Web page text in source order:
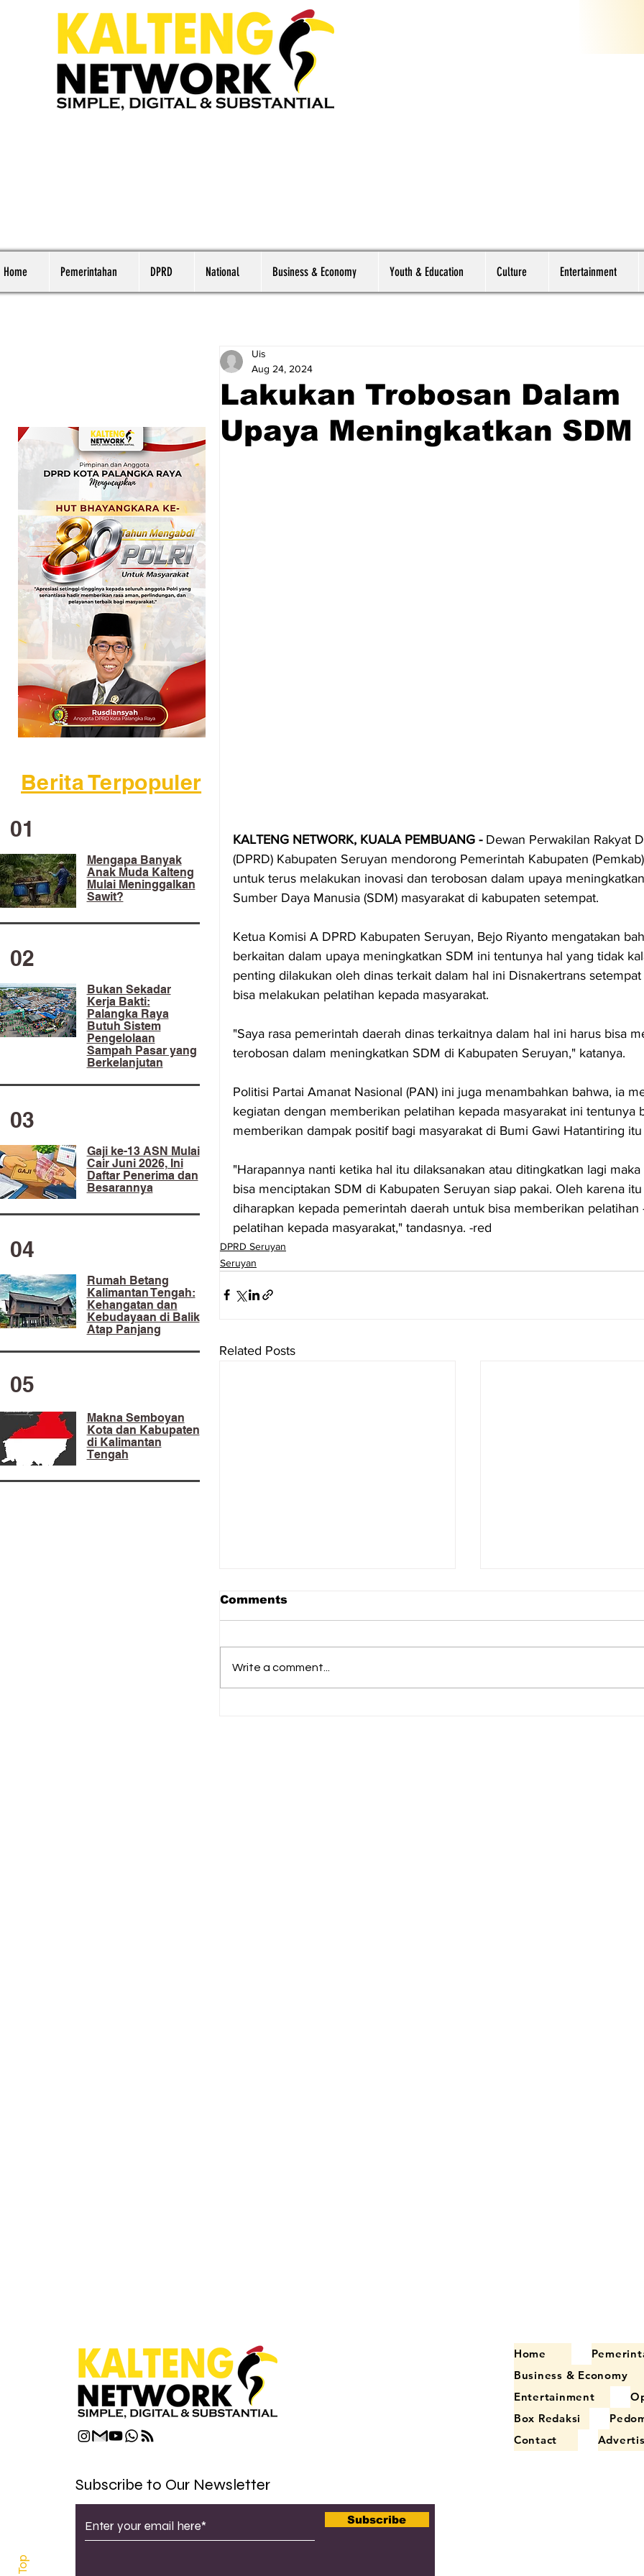
Home Pemerintahan DPRD National Business & Economy Youth & Education Culture Entertainment
Berita Terpopuler
01
Mengapa Banyak
Anak Muda Kalteng
Mulai Meninggalkan
Sawit?
02
​Bukan Sekadar
Kerja Bakti:
Palangka Raya
Butuh Sistem
Pengelolaan
Sampah Pasar yang
Berkelanjutan
03
Gaji ke-13 ASN Mulai
Cair Juni 2026, Ini
Daftar Penerima dan
Besarannya
04
Rumah Betang
Kalimantan Tengah:
Kehangatan dan
Kebudayaan di Balik
Atap Panjang
05
Makna Semboyan
Kota dan Kabupaten
di Kalimantan
Tengah
Lakukan Trobosan Dalam
Upaya Meningkatkan SDM
Uis
Aug 24, 2024
KALTENG NETWORK, KUALA PEMBUANG - Dewan Perwakilan Rakyat
(DPRD) Kabupaten Seruyan mendorong Pemerintah Kabupaten
untuk terus melakukan inovasi dan terobosan dalam upaya
Sumber Daya Manusia (SDM) masyarakat di kabupaten setempat.
Ketua Komisi A DPRD Kabupaten Seruyan, Bejo Riyanto mengatakan
berkaitan dalam upaya meningkatkan SDM ini tentunya hal yang tidak
penting dilakukan oleh dinas terkait dalam hal ini Disnakertrans
bisa melakukan pelatihan kepada masyarakat.
"Saya rasa pemerintah daerah dinas terkaitnya dalam hal ini harus bisa
terobosan dalam meningkatkan SDM di Kabupaten Seruyan," katanya.
Politisi Partai Amanat Nasional (PAN) ini juga menambahkan bahwa, ia
kegiatan dengan memberikan pelatihan kepada masyarakat ini tentunya
memberikan dampak positif bagi masyarakat di Bumi Gawi Hatantiring
"Harapannya nanti ketika hal itu dilaksanakan atau ditingkatkan lagi
bisa menciptakan SDM di Kabupaten Seruyan siap pakai. Oleh karena itu
diharapkan kepada pemerintah daerah untuk bisa memberikan pelatihan
pelatihan kepada masyarakat," tandasnya. -red
DPRD Seruyan
Seruyan
Related Posts
Comments
Write a comment...
Subscribe to Our Newsletter
Subscribe
Home
Business & Economy
Entertainment
Box Redaksi
Contact